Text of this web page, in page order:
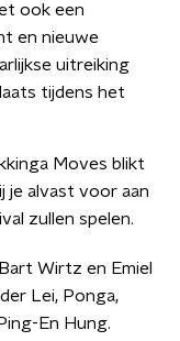
ook een
en nieuwe
uitreiking
tijdens het
Moves blikt
alvast voor aan
zullen spelen.
Wirtz en Emiel
Lei, Ponga,
En Hung.